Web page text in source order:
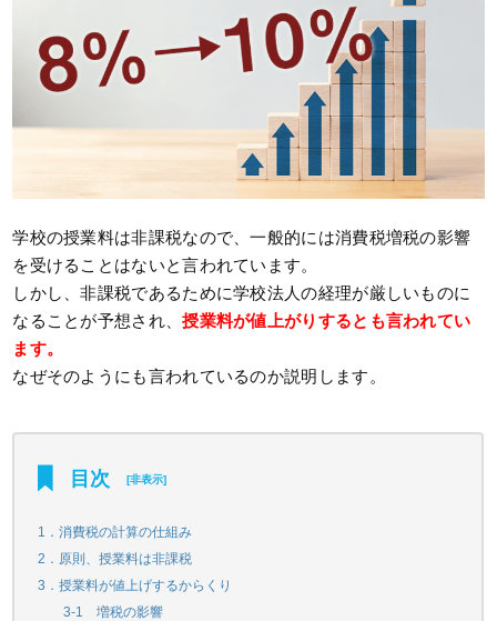
学校の授業料は非課税なので、一般的には消費税増税の影響
を受けることはないと言われています。
しかし、非課税であるために学校法人の経理が厳しいものに
なることが予想され、授業料が値上がりするとも言われてい
ます。
なぜそのようにも言われているのか説明します。
目次 [非表示]
1．消費税の計算の仕組み
2．原則、授業料は非課税
3．授業料が値上げするからくり
3-1 増税の影響